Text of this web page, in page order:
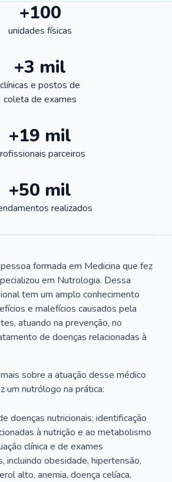
+100
unidades físicas
+3 mil
clínicas e postos de
coleta de exames
+19 mil
parceiros
+50 mil
realizados
formada em Medicina que fez
em Nutrologia. Dessa
tem um amplo conhecimento
e malefícios causados pela
atuando na prevenção, no
de doenças relacionadas à
sobre a atuação desse médico
um nutrólogo na prática:
doenças nutricionais: identificação
à nutrição e ao metabolismo
clínica e de exames
incluindo obesidade, hipertensão,
alto, anemia, doença celíaca,